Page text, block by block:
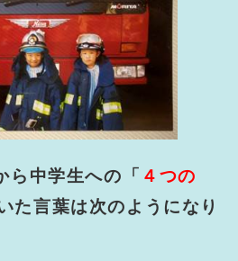
ら中学生への「 ４つの
た言葉は次のようになり